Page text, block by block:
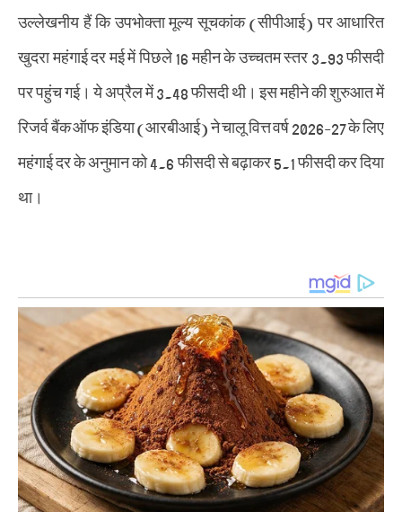
उल्लेखनीय हैं कि उपभोक्ता मूल्य सूचकांक (सीपीआई) पर आधारित
खुदरा महंगाई दर मई में पिछले 16 महीन के उच्चतम स्तर 3.93 फीसदी
पर पहुंच गई। ये अप्रैल में 3.48 फीसदी थी। इस महीने की शुरुआत में
रिजर्व बैंक ऑफ इंडिया (आरबीआई) ने चालू वित्त वर्ष 2026-27 के लिए
महंगाई दर के अनुमान को 4.6 फीसदी से बढ़ाकर 5.1 फीसदी कर दिया
था।